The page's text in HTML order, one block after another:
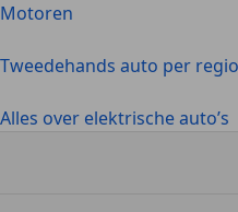
Motoren
Tweedehands auto per regio
Alles over elektrische auto’s